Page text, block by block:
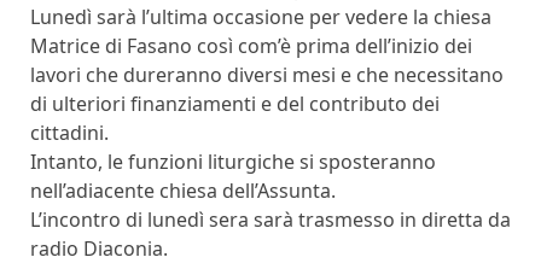
Lunedì sarà l’ultima occasione per vedere la chiesa
Matrice di Fasano così com’è prima dell’inizio dei
lavori che dureranno diversi mesi e che necessitano
di ulteriori finanziamenti e del contributo dei
cittadini.
Intanto, le funzioni liturgiche si sposteranno
nell’adiacente chiesa dell’Assunta.
L’incontro di lunedì sera sarà trasmesso in diretta da
radio Diaconia.